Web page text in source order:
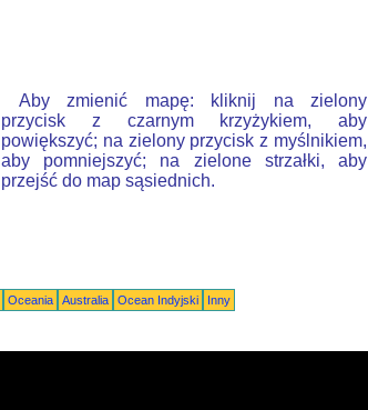
Aby zmienić mapę: kliknij na zielony
przycisk z czarnym krzyżykiem, aby
powiększyć; na zielony przycisk z myślnikiem,
aby pomniejszyć; na zielone strzałki, aby
przejść do map sąsiednich.
Oceania Australia Ocean Indyjski
Inny